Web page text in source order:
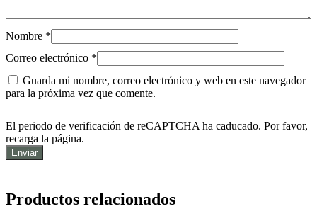
Nombre *
Correo electrónico *
Guarda mi nombre, correo electrónico y web en este navegador
para la próxima vez que comente.
El periodo de verificación de reCAPTCHA ha caducado. Por favor,
recarga la página.
Productos relacionados